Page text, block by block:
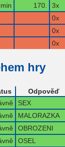
170.
3x
0x
0x
0x
hry
Odpověď
SEX
MALORAZKA
OBROZENI
OSEL